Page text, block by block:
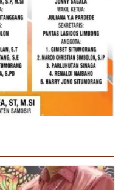
kepada warga untuk
Putih secara penuh,
bentuk
cinta tanah air
Kemerdekaan RI.
pemasangan
salah satu
dalam
bangsa
dan memasang
rumah masing-
adalah bentuk
terhadap
yang telah merebut